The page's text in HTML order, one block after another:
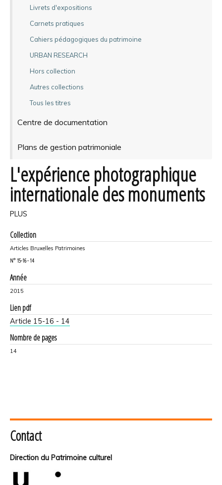
Livrets d'expositions
Carnets pratiques
Cahiers pédagogiques du patrimoine
URBAN RESEARCH
Hors collection
Autres collections
Tous les titres
Centre de documentation
Plans de gestion patrimoniale
L'expérience photographique
internationale des monuments
PLUS
Collection
Articles Bruxelles Patrimoines
N° 15-16 - 14
Année
2015
Lien pdf
Article 15-16 - 14
Nombre de pages
14
Contact
Direction du Patrimoine culturel